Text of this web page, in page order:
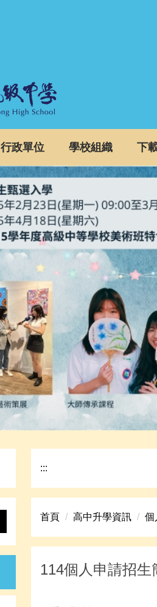
行政單位 學校組織 下
:::
首頁 高中升學資訊 個
114個人申請招生